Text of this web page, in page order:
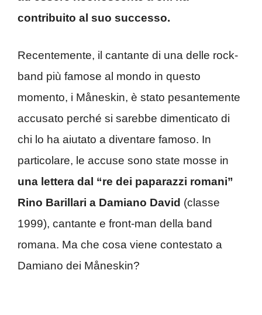
contribuito al suo successo.
Recentemente, il cantante di una delle rock-
band più famose al mondo in questo
momento, i Måneskin, è stato pesantemente
accusato perché si sarebbe dimenticato di
chi lo ha aiutato a diventare famoso. In
particolare, le accuse sono state mosse in
una lettera dal “re dei paparazzi romani”
Rino Barillari a Damiano David (classe
1999), cantante e front-man della band
romana. Ma che cosa viene contestato a
Damiano dei Måneskin?